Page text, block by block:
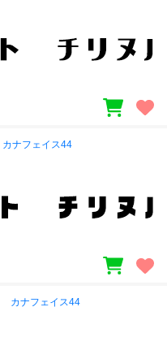
カナフェイス44
カナフェイス44